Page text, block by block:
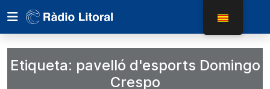
Etiqueta: pavelló d'esports Domingo
Crespo